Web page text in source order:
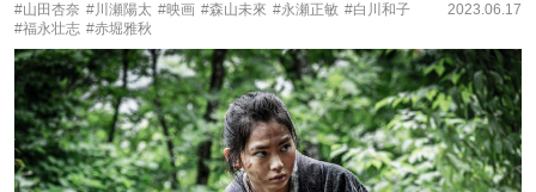
#山田杏奈 #川瀬陽太 #映画 #森山未來 #永瀬正敏 #白川和子
#福永壮志 #赤堀雅秋
2023.06.17